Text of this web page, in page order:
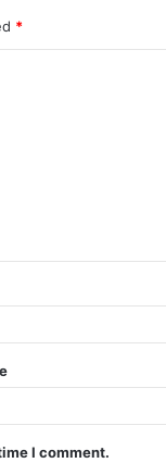
*
I comment.